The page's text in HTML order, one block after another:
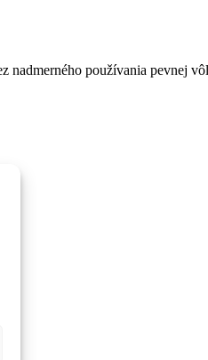
používania pevnej